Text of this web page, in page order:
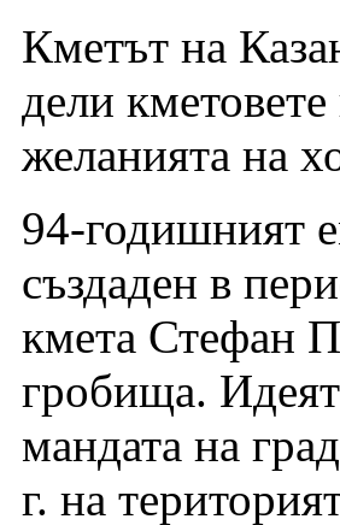
Кметът на
дели
желанията на
94-годишният
създаден в
кмета Стефан
гробища.
мандата на
г. на